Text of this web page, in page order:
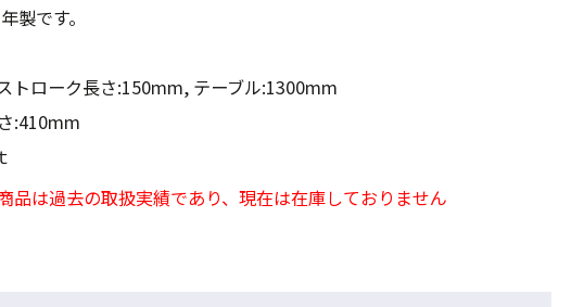
製です。
トローク長さ:150mm, テーブル:1300mm
:410mm
品は過去の取扱実績であり、現在は在庫しておりません